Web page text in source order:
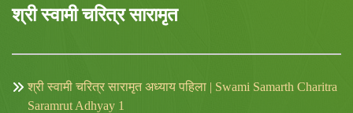
श्री स्वामी चरित्र सारामृत
श्री स्वामी चरित्र सारामृत अध्याय पहिला | Swami Samarth Charitra
Saramrut Adhyay 1